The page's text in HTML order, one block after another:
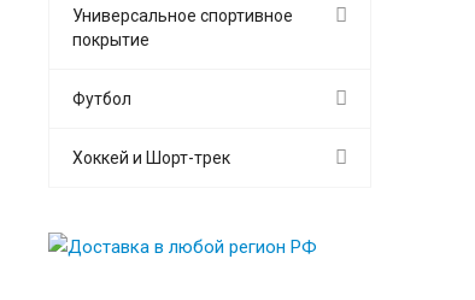
Универсальное спортивное
покрытие
Футбол
Хоккей и Шорт-трек